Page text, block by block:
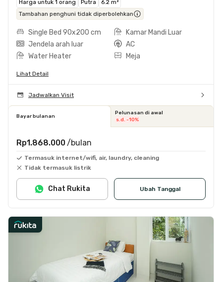
Harga untuk 1 orang Putra
6.2 m²
Tambahan penghuni tidak diperbolehkan
Single Bed 90x200 cm
Kamar Mandi Luar
Jendela arah luar
AC
Water Heater
Meja
Lihat Detail
Jadwalkan Visit
Bayar bulanan
Pelunasan di awal
s.d. -10%
Rp1.868.000 /bulan
Termasuk internet/wifi, air, laundry, cleaning
Tidak termasuk listrik
Ubah Tanggal
Chat Rukita